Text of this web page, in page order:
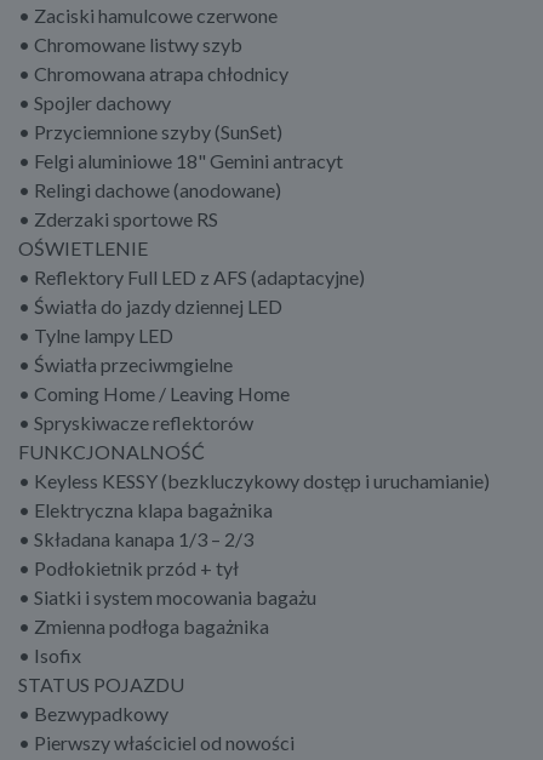
• Zaciski hamulcowe czerwone
• Chromowane listwy szyb
• Chromowana atrapa chłodnicy
• Spojler dachowy
• Przyciemnione szyby (SunSet)
• Felgi aluminiowe 18" Gemini antracyt
• Relingi dachowe (anodowane)
• Zderzaki sportowe RS
OŚWIETLENIE
• Reflektory Full LED z AFS (adaptacyjne)
• Światła do jazdy dziennej LED
• Tylne lampy LED
• Światła przeciwmgielne
• Coming Home / Leaving Home
• Spryskiwacze reflektorów
FUNKCJONALNOŚĆ
• Keyless KESSY (bezkluczykowy dostęp i uruchamianie)
• Elektryczna klapa bagażnika
• Składana kanapa 1/3 – 2/3
• Podłokietnik przód + tył
• Siatki i system mocowania bagażu
• Zmienna podłoga bagażnika
• Isofix
STATUS POJAZDU
• Bezwypadkowy
• Pierwszy właściciel od nowości